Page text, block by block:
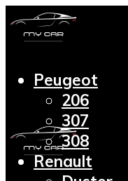
Peugeot
206
307
308
Renault